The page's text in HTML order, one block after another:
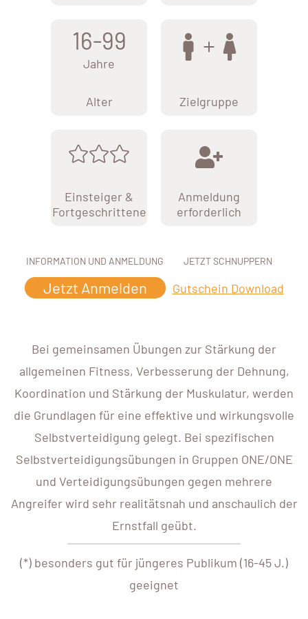
16-99
Jahre
Alter Zielgruppe
Einsteiger &
Fortgeschrittene
Anmeldung
erforderlich
INFORMATION UND ANMELDUNG
Jetzt Anmelden
JETZT SCHNUPPERN
Gutschein Download
Bei gemeinsamen Übungen zur Stärkung der
allgemeinen Fitness, Verbesserung der Dehnung,
Koordination und Stärkung der Muskulatur, werden
die Grundlagen für eine effektive und wirkungsvolle
Selbstverteidigung gelegt. Bei spezifischen
Selbstverteidigungsübungen in Gruppen ONE/ONE
und Verteidigungsübungen gegen mehrere
Angreifer wird sehr realitätsnah und anschaulich der
Ernstfall geübt.
(*) besonders gut für jüngeres Publikum (16-45 J.)
geeignet